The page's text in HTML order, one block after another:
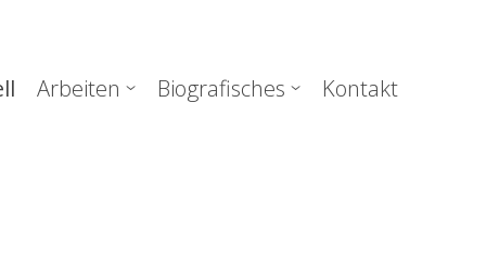
Arbeiten Biografisches Kontakt